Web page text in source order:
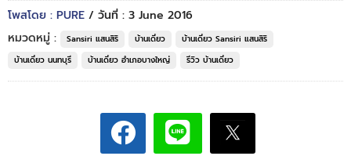
โพสโดย : PURE / วันที่ : 3 June 2016
หมวดหมู่ :
Sansiri แสนสิริ บ้านเดี่ยว
บ้านเดี่ยว Sansiri แสนสิริ
บ้านเดี่ยว นนทบุรี
บ้านเดี่ยว อำเภอบางใหญ่ รีวิว บ้านเดี่ยว